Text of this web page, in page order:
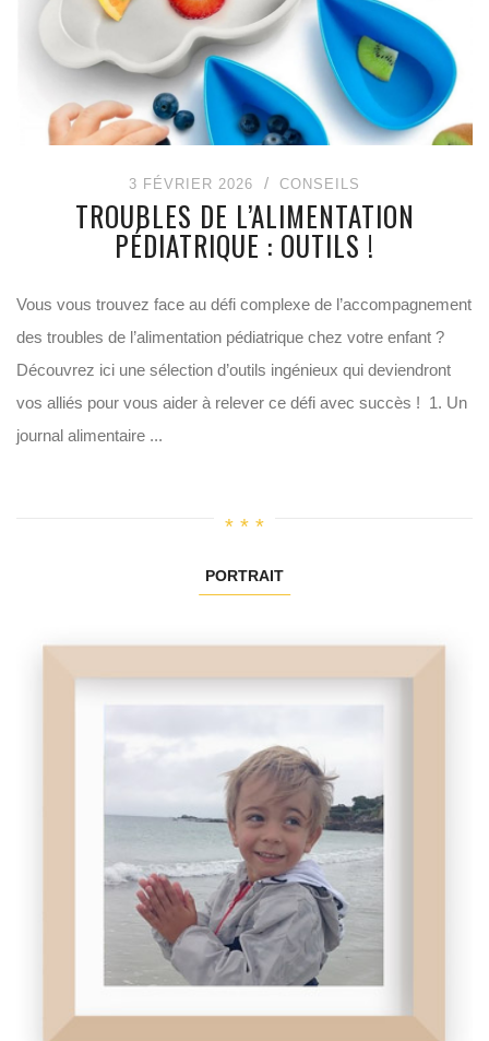
3 FÉVRIER 2026 CONSEILS
TROUBLES DE L’ALIMENTATION
PÉDIATRIQUE : OUTILS !
Vous vous trouvez face au défi complexe de l’accompagnement
des troubles de l’alimentation pédiatrique chez votre enfant ?
Découvrez ici une sélection d’outils ingénieux qui deviendront
vos alliés pour vous aider à relever ce défi avec succès ! 1. Un
journal alimentaire ...
PORTRAIT